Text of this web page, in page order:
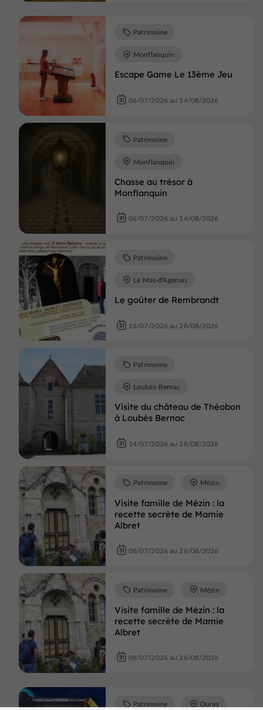
Escape Game Le 13ème Jeu
Patrimoine
Monflanquin
06/07/2026 au 14/08/2026
Chasse au trésor à
Monflanquin
Patrimoine
Monflanquin
06/07/2026 au 14/08/2026
Le goûter de Rembrandt
Patrimoine
Le Mas-d'Agenais
16/07/2026 au 28/08/2026
Visite du château de Théobon
à Loubès Bernac
Patrimoine
Loubès-Bernac
14/07/2026 au 28/08/2026
Visite famille de Mézin : la
recette secrète de Mamie
Albret
Patrimoine Mézin
08/07/2026 au 26/08/2026
Visite famille de Mézin : la
recette secrète de Mamie
Albret
Patrimoine Mézin
08/07/2026 au 26/08/2026
Patrimoine Duras